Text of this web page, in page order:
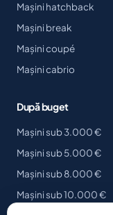
Mașini hatchback
Mașini break
Mașini coupé
Mașini cabrio
După buget
Mașini sub 3.000 €
Mașini sub 5.000 €
Mașini sub 8.000 €
Mașini sub 10.000 €